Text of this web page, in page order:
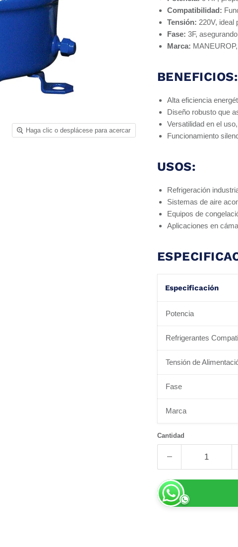
Haga clic o desplácese para acercar
Compatibilidad:
Tensión: 220V, ideal
Fase: 3F,
Marca:
BENEFICIOS:
Alta eficiencia
Diseño robusto que
Versatilidad en el
Funcionamiento
USOS:
Refrigeración
Sistemas de aire
Equipos de
Aplicaciones en
Especificación
Potencia
Refrigerantes
Tensión de
Fase
Marca
Cantidad